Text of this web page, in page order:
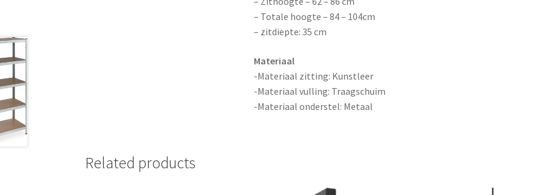
– Totale hoogte – 84 – 104cm
– zitdiepte: 35 cm
Materiaal
-Materiaal zitting: Kunstleer
-Materiaal vulling: Traagschuim
-Materiaal onderstel: Metaal
Related products